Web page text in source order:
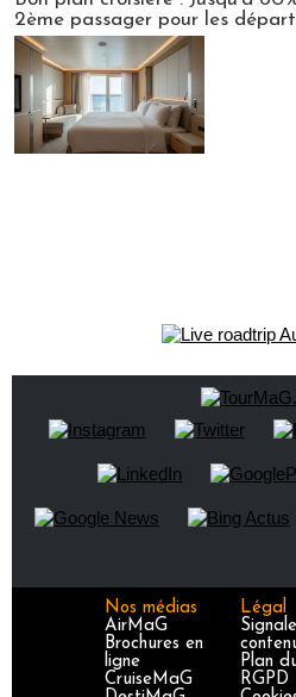
2ème passager pour les
Nos médias
AirMaG
Brochures en
ligne
CruiseMaG
Légal
Plan
RGPD